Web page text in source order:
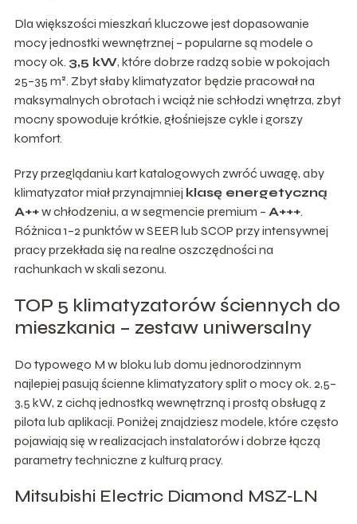
Dla większości mieszkań kluczowe jest dopasowanie
mocy jednostki wewnętrznej – popularne są modele o
mocy ok. 3,5 kW, które dobrze radzą sobie w pokojach
25–35 m². Zbyt słaby klimatyzator będzie pracował na
maksymalnych obrotach i wciąż nie schłodzi wnętrza, zbyt
mocny spowoduje krótkie, głośniejsze cykle i gorszy
komfort.
Przy przeglądaniu kart katalogowych zwróć uwagę, aby
klimatyzator miał przynajmniej klasę energetyczną
A++w chłodzeniu, a w segmencie premium – A+++.
Różnica 1–2 punktów w SEER lub SCOP przy intensywnej
pracy przekłada się na realne oszczędności na
rachunkach w skali sezonu.
TOP 5 klimatyzatorów ściennych do
mieszkania – zestaw uniwersalny
Do typowego M w bloku lub domu jednorodzinnym
najlepiej pasują ścienne klimatyzatory split o mocy ok. 2,5–
3,5 kW, z cichą jednostką wewnętrzną i prostą obsługą z
pilota lub aplikacji. Poniżej znajdziesz modele, które często
pojawiają się w realizacjach instalatorów i dobrze łączą
parametry techniczne z kulturą pracy.
Mitsubishi Electric Diamond MSZ‑LN